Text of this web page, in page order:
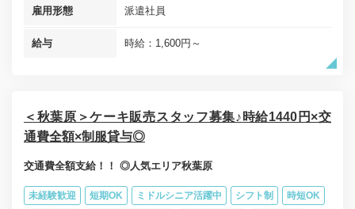
雇用形態 派遣社員
給与 時給：1,600円～
＜秋葉原＞ケーキ販売スタッフ募集♪時給1440円×交
通費全額×制服貸与◎
交通費全額支給！！ ◎人気エリア秋葉原
未経験歓迎 短期OK ミドルシニア活躍中 シフト制 時短OK